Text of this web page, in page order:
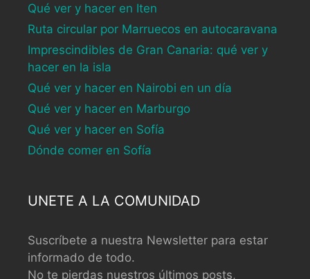
Qué ver y hacer en Iten
Ruta circular por Marruecos en autocaravana
Imprescindibles de Gran Canaria: qué ver y
hacer en la isla
Qué ver y hacer en Nairobi en un día
Qué ver y hacer en Marburgo
Qué ver y hacer en Sofía
Dónde comer en Sofía
UNETE A LA COMUNIDAD
Suscríbete a nuestra Newsletter para estar
informado de todo.
No te pierdas nuestros últimos posts,